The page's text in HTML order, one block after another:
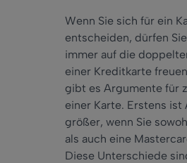
Wenn Sie sich für ein
entscheiden, dürfen
immer auf die
einer Kreditkarte
gibt es Argumente für
einer Karte. Erstens ist
größer, wenn Sie
als auch eine
Diese Unterschiede